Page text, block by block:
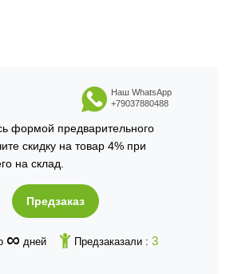
формой предварительного
скидку на товар 4% при
на склад.
Наш WhatsApp
+79037880488
Предзаказ
∞ дней Предзаказали : 3